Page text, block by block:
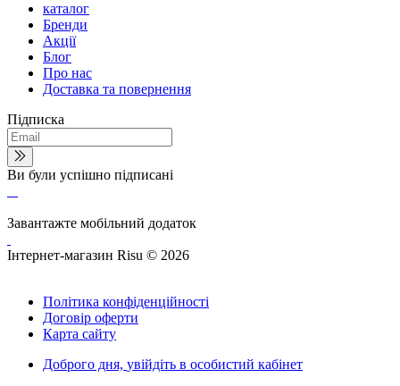
каталог
Бренди
Акції
Блог
Про нас
Доставка та повернення
Підписка
Ви були успішно підписані
Завантажте мобільний додаток
Інтернет-магазин Risu © 2026
Політика конфіденційності
Договір оферти
Карта сайту
Доброго дня, увійдіть в особистий кабінет